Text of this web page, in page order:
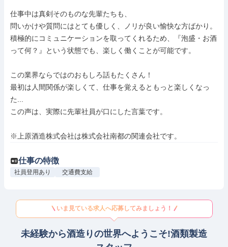
仕事中は真剣そのものな先輩たちも、
問いかけや質問にはとても優しく、ノリが良い愉快な方ばかり。
積極的にコミュニケーションを取ってくれるため、『泡盛・お酒
って何？』という状態でも、楽しく働くことが可能です。
この業界ならではのおもしろ話もたくさん！
最初は人間関係が楽しくて、仕事を覚えるともっと楽しくなっ
た...
この声は、実際に先輩社員が口にした言葉です。
※上原酒造株式会社は株式会社南都の関連会社です。
仕事の特徴
社員登用あり 交通費支給
いま見ている求人へ応募してみましょう！
未経験から酒造りの世界へようこそ!酒類製造